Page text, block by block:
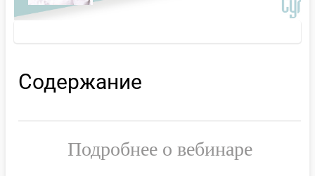
Содержание
Подробнее о вебинаре